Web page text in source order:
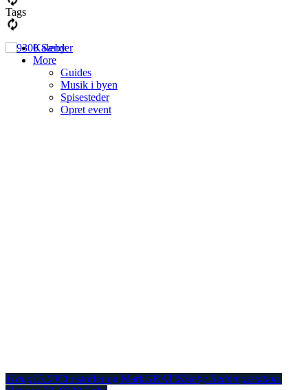
Tags
Kalender
More
Guides
Musik i byen
Spisesteder
Opret event
11aug15:00Christoffer og MarkGRATISSæby Redningsstation